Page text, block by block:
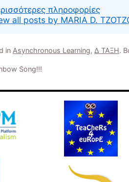
πληροφορίες
all posts by MARIA D.
in Asynchronous Learning, Δ ΤΑΞΗ.
Song!!!